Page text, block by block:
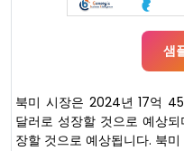
샘
북미 시장은 2024년 17억
달러로 성장할 것으로 예상
장할 것으로 예상됩니다. 북